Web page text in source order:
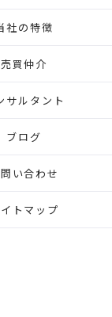
社の特徴
売買仲介
サルタント
ブログ
い合わせ
トマップ